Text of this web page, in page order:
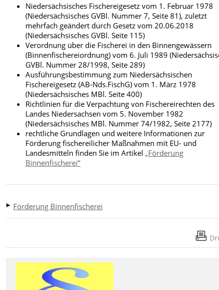
Niedersächsisches Fischereigesetz vom 1. Februar 1978
(Niedersächsisches GVBl. Nummer 7, Seite 81), zuletzt
mehrfach geändert durch Gesetz vom 20.06.2018
(Niedersächsisches GVBl. Seite 115)
Verordnung über die Fischerei in den Binnengewässern
(Binnenfischereiordnung) vom 6. Juli 1989
GVBl. Nummer 28/1998, Seite 289)
Ausführungsbestimmung zum Niedersächsischen
Fischereigesetz (AB-Nds.FischG) vom 1. März 1978
(Niedersächsisches MBl. Seite 400)
Richtlinien für die Verpachtung von Fischereirechten des
Landes Niedersachsen vom 5. November 1982
(Niedersächsisches MBl. Nummer 74/1982, Seite 2177)
rechtliche Grundlagen und weitere Informationen zur
Förderung fischereilicher Maßnahmen mit EU- und
Landesmitteln finden Sie im Artikel„Förderung
Binnenfischerei“
Förderung Binnenfischerei